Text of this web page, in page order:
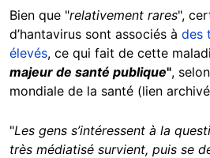
Bien que "relativement rares",
d’hantavirus sont associés à des
élevés, ce qui fait de cette
majeur de santé publique",
mondiale de la santé (lien archivé
"Les gens s’intéressent à la
très médiatisé survient, puis se